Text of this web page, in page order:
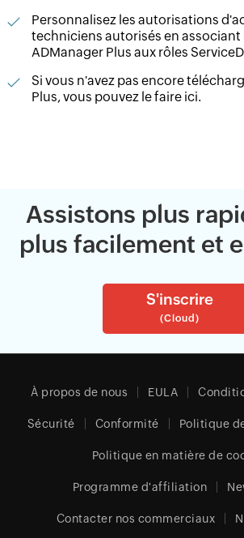
Personnalisez les autorisations
techniciens autorisés en associant
ADManager Plus aux rôles
Si vous n'avez pas encore
Plus, vous pouvez le faire ici.
Assistons plus
plus facilement et
S'inscrire
(Cloud)
À propos de nous EULA
Sécurité Conformité Politique
Politique en matière de
Programme d'affiliation
Contacter nos commerciaux